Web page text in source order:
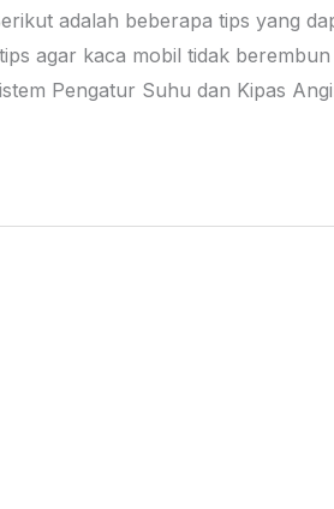
adalah beberapa tips yang
agar kaca mobil tidak
Pengatur Suhu dan Kipas